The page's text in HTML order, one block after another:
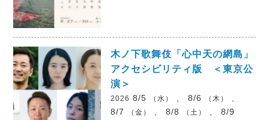
木ノ下歌舞伎「心中天の網島」
アクセシビリティ版 ＜東京公
演＞
2026 8/5 （水） 、 8/6 （木）
、
8/7
（金） 、 8/8 （土） 、 8/9